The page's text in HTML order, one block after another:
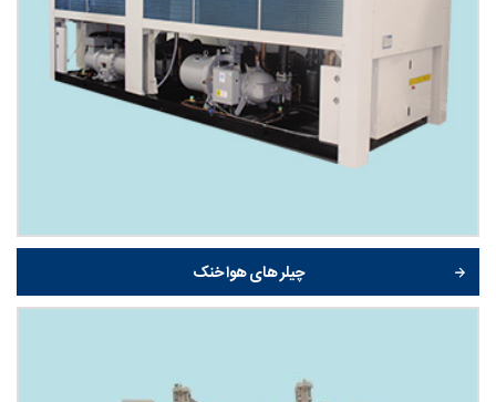
چیلر های هوا خنک